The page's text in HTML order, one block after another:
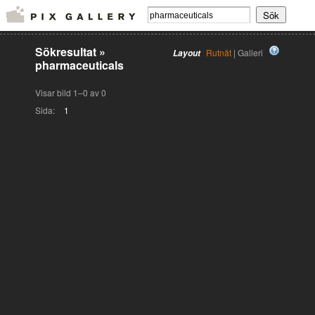
Layout Rutnät | Galleri
Sökresultat »
pharmaceuticals
Visar bild 1–0 av 0
Sida:
1